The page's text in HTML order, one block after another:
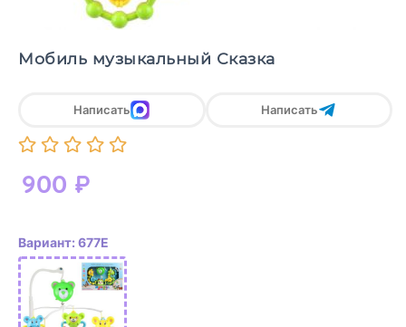
Мобиль музыкальный Сказка
900 ₽
Написать Написать
Вариант: 677Е